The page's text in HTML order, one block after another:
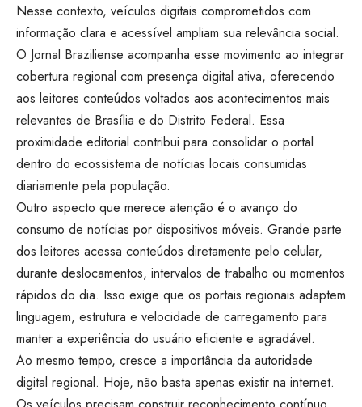
Nesse contexto, veículos digitais comprometidos com
informação clara e acessível ampliam sua relevância social.
O Jornal Braziliense acompanha esse movimento ao integrar
cobertura regional com presença digital ativa, oferecendo
aos leitores conteúdos voltados aos acontecimentos mais
relevantes de Brasília e do Distrito Federal. Essa
proximidade editorial contribui para consolidar o portal
dentro do ecossistema de notícias locais consumidas
diariamente pela população.
Outro aspecto que merece atenção é o avanço do
consumo de notícias por dispositivos móveis. Grande parte
dos leitores acessa conteúdos diretamente pelo celular,
durante deslocamentos, intervalos de trabalho ou momentos
rápidos do dia. Isso exige que os portais regionais adaptem
linguagem, estrutura e velocidade de carregamento para
manter a experiência do usuário eficiente e agradável.
Ao mesmo tempo, cresce a importância da autoridade
digital regional. Hoje, não basta apenas existir na internet.